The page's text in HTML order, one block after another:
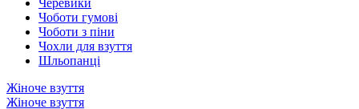
Черевики
Чоботи гумові
Чоботи з піни
Чохли для взуття
Шльопанці
Жіноче взуття
Жіноче взуття